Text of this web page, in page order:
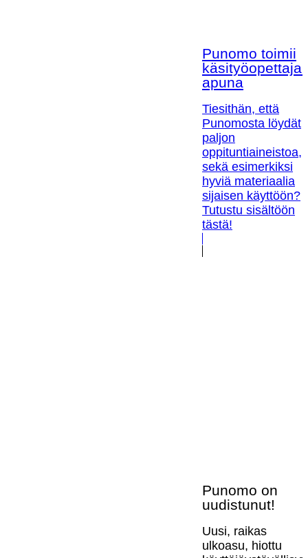
Punomo toimii
apuna
Tiesithän, että
Punomosta löydät
paljon
oppituntiaineistoa,
sekä esimerkiksi
hyviä materiaalia
sijaisen käyttöön?
Tutustu sisältöön
tästä!
Punomo on
uudistunut!
Uusi, raikas
ulkoasu, hiottu